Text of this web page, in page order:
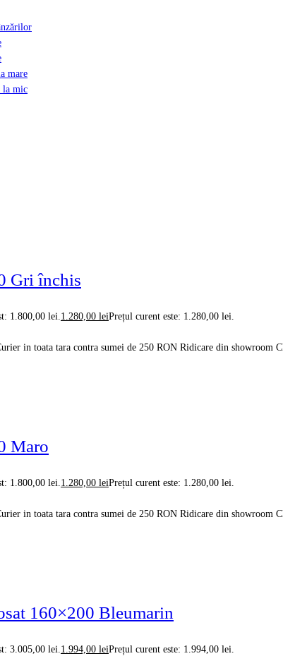
mare
la mic
Gri închis
1.800,00 lei.1.280,00 leiPrețul curent este: 1.280,00 lei.
in toata tara contra sumei de 250 RON Ridicare din showroom
Maro
1.800,00 lei.1.280,00 leiPrețul curent este: 1.280,00 lei.
in toata tara contra sumei de 250 RON Ridicare din showroom
160×200 Bleumarin
3.005,00 lei.1.994,00 leiPrețul curent este: 1.994,00 lei.